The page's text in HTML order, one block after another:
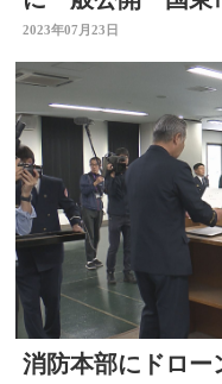
2023年07月23日
消防本部にドロー